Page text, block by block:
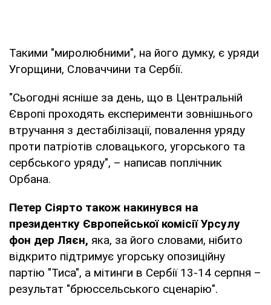
Такими "миролюбними", на його думку, є уряди
Угорщини, Словаччини та Сербії.
"Сьогодні ясніше за день, що в Центральній
Європі проходять експерименти зовнішнього
втручання з дестабілізації, повалення уряду
проти патріотів словацького, угорського та
сербського уряду", – написав поплічник
Орбана.
Петер Сіярто також накинувся на
президентку Європейської комісії Урсулу
фон дер Ляєн, яка, за його словами, нібито
відкрито підтримує угорську опозиційну
партію "Тиса", а мітинги в Сербії 13-14 серпня –
результат "брюссельського сценарію".